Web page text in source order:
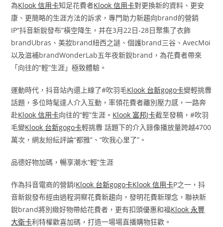
為Klook 信用卡知足花費者Klook 信用卡對更換新的資料、更安
康、更簡略的生涯方法的訴求，專門助力新趨向brand的營銷
IP“抖音新銳發布”橫空降生，并在3月22日-28日聚集了衣飾
brandUbras、美妝brand紐西之謎、個護brand三谷、AvecMoi
以及滋補brandWonderLab五年夜新銳brand，為花費者帶來
「向往的“輕”生涯」極致體驗。
運動時代，抖音站內還上線了#吹羽毛Klook 台新gogo卡變輕挑釁
話題，多位時髦達人介入互動，率領花費者離別壓力感，一路奔
赴Klook 信用卡向往的“輕”生涯。 Klook 富邦J卡截至發稿，#吹羽
毛變Klook 台新gogo卡輕挑釁 話題下的介入錄像播放量跨越4700
萬次，網友紛紜評論“都雅”、“吹我心里了”。
品德好物加碼，暢享潮水“輕”生涯
作為抖音電商的營銷IKlook 台新gogo卡Klook 信用卡P之一，抖
音新銳發布經由過程洞察花費新趨向，發明花費新理念，聯袂新
銳brand將別緻好物帶給花費者，更有扣頭優惠和福Klook 永豐
大衛卡利特權歡喜加碼，打造一場場直播購物狂歡。